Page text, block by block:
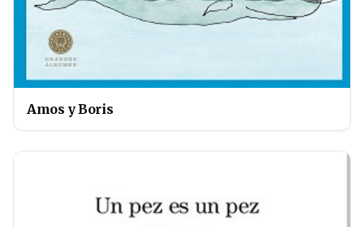
Amos y Boris